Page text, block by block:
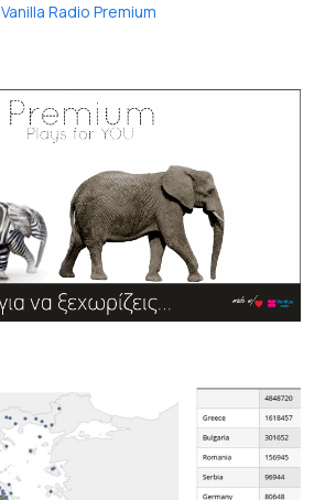
Vanilla Radio Premium